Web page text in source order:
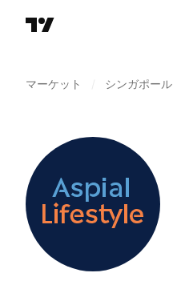
マーケット シンガポール